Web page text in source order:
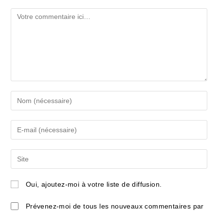
Comment
Enter
your
name
comment
Enter
your
email
address
comment
Saisir
l’URL
de
site
Oui, ajoutez-moi à votre liste de diffusion.
Prévenez-moi de tous les nouveaux commentaires par